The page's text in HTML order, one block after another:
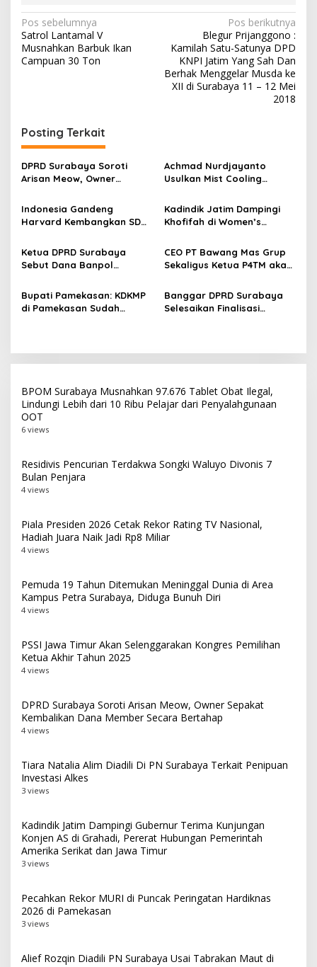
N
a
v
a
s
i
p
o
s
Pos sebelumnya
Satrol Lantamal V
Musnahkan Barbuk Ikan
Campuan 30 Ton
Pos berikutnya
Blegur Prijanggono :
Kamilah Satu-Satunya DPD
KNPI Jatim Yang Sah Dan
Berhak Menggelar Musda ke
XII di Surabaya 11 – 12 Mei
2018
Posting Terkait
DPRD Surabaya Soroti
Arisan Meow, Owner
Member Secara Bertahap
Achmad Nurdjayanto
Usulkan Mist Cooling
Surabaya di Tengah Cuaca
Panas
Indonesia Gandeng
Harvard Kembangkan SDM
Dunia
Kadindik Jatim Dampingi
Khofifah di Women’s
Perkuat Kepemimpinan
Perempuan untuk Indonesia
Berdampak
Ketua DPRD Surabaya
Sebut Dana Banpol
Pendidikan Politik
Masyarakat
CEO PT Bawang Mas Grup
Sekaligus Ketua P4TM akan
Tembakau di Madura
Bupati Pamekasan: KDKMP
di Pamekasan Sudah
Banggar DPRD Surabaya
Selesaikan Finalisasi
BPOM Surabaya Musnahkan 97.676 Tablet Obat Ilegal,
Lindungi Lebih dari 10 Ribu Pelajar dari Penyalahgunaan
OOT
6 views
Residivis Pencurian Terdakwa Songki Waluyo Divonis 7
Bulan Penjara
4 views
Piala Presiden 2026 Cetak Rekor Rating TV Nasional,
Hadiah Juara Naik Jadi Rp8 Miliar
4 views
Pemuda 19 Tahun Ditemukan Meninggal Dunia di Area
Kampus Petra Surabaya, Diduga Bunuh Diri
4 views
PSSI Jawa Timur Akan Selenggarakan Kongres Pemilihan
Ketua Akhir Tahun 2025
4 views
DPRD Surabaya Soroti Arisan Meow, Owner Sepakat
Kembalikan Dana Member Secara Bertahap
4 views
Tiara Natalia Alim Diadili Di PN Surabaya Terkait Penipuan
Investasi Alkes
3 views
Kadindik Jatim Dampingi Gubernur Terima Kunjungan
Konjen AS di Grahadi, Pererat Hubungan Pemerintah
Amerika Serikat dan Jawa Timur
3 views
Pecahkan Rekor MURI di Puncak Peringatan Hardiknas
2026 di Pamekasan
3 views
Alief Rozqin Diadili PN Surabaya Usai Tabrakan Maut di